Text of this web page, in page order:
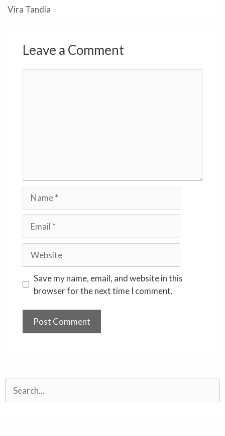
Vira Tandia
Leave a Comment
Save my name, email, and website in this
browser for the next time I comment.
Search